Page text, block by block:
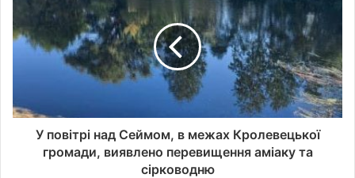
е
ш
У повітрі над Сеймом, в межах Кролевецької
громади, виявлено перевищення аміаку та
сірководню